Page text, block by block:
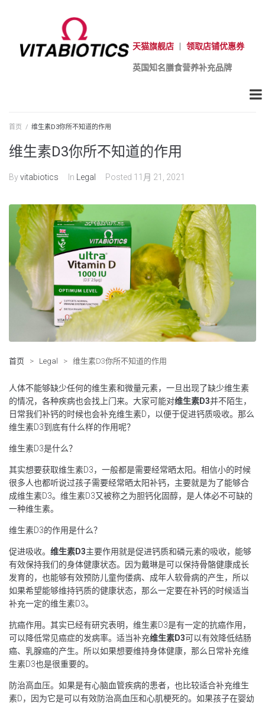
天猫旗舰店 领取店铺优惠券
英国知名膳食营养补充品牌
首页 / 维生素D3你所不知道的作用
维生素D3你所不知道的作用
Byvitabiotics In Legal Posted 11月 21, 2021
首页 > Legal > 维生素D3你所不知道的作用
人体不能够缺少任何的维生素和微量元素，一旦出现了缺少维生素
的情况，各种疾病也会找上门来。大家可能对维生素D3并不陌生，
日常我们补钙的时候也会补充维生素D，以便于促进钙质吸收。那么
维生素D3到底有什么样的作用呢？
维生素D3是什么？
其实想要获取维生素D3，一般都是需要经常晒太阳。相信小的时候
很多人也都听说过孩子需要经常晒太阳补钙，主要就是为了能够合
成维生素D3。维生素D3又被称之为胆钙化固醇，是人体必不可缺的
一种维生素。
维生素D3的作用是什么？
促进吸收。 维生素D3主要作用就是促进钙质和磷元素的吸收，能够
有效保持我们的身体健康状态。因为戴琳是可以保持骨骼健康成长
发育的，也能够有效预防儿童佝偻病、成年人软骨病的产生，所以
如果希望能够维持钙质的健康状态，那么一定要在补钙的时候适当
补充一定的维生素D3。
抗癌作用。其实已经有研究表明，维生素D3是有一定的抗癌作用，
可以降低常见癌症的发病率。适当补充维生素D3可以有效降低结肠
癌、乳腺癌的产生。所以如果想要维持身体健康，那么日常补充维
生素D3也是很重要的。
防治高血压。如果是有心脑血管疾病的患者，也比较适合补充维生
素D，因为它是可以有效防治高血压和心肌梗死的。如果孩子在婴幼